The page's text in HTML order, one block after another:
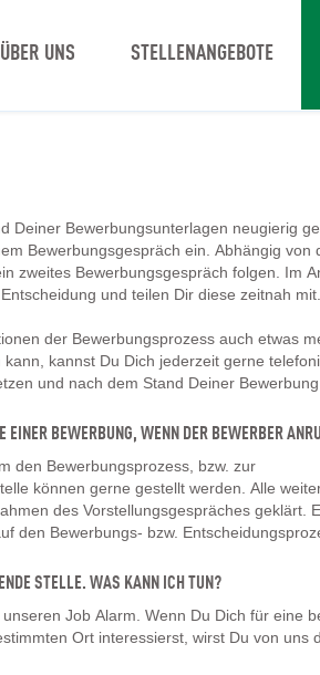
ÜBER UNS STELLENANGEBOTE
Deiner Bewerbungsunterlagen neugierig
Bewerbungsgespräch ein. Abhängig von
zweites Bewerbungsgespräch folgen. Im
und teilen Dir diese zeitnah mit.
der Bewerbungsprozess auch etwas
kannst Du Dich jederzeit gerne
und nach dem Stand Deiner Bewerbung
EINER BEWERBUNG, WENN DER BEWERBER
den Bewerbungsprozess, bzw. zur
können gerne gestellt werden. Alle
des Vorstellungsgespräches geklärt.
den Bewerbungs- bzw.
STELLE. WAS KANN ICH TUN?
Job Alarm. Wenn Du Dich für eine
Ort interessierst, wirst Du von uns